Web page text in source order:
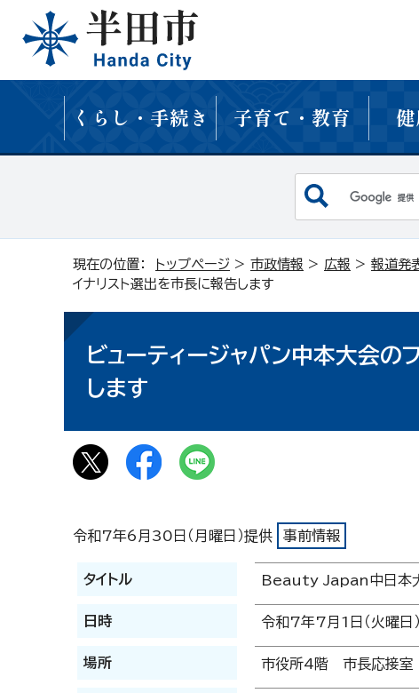
くらし・手続き 子育て・教育
現在の位置： トップページ > 市政情報 > 広報 > 報道発
イナリスト選出を市長に報告します
ビューティージャパン中本大会の
します
令和7年6月30日（月曜日）提供 事前情報
タイトル Beauty Japan中日本大
日時 令和7年7月1日（火曜日
場所 市役所4階 市長応接室